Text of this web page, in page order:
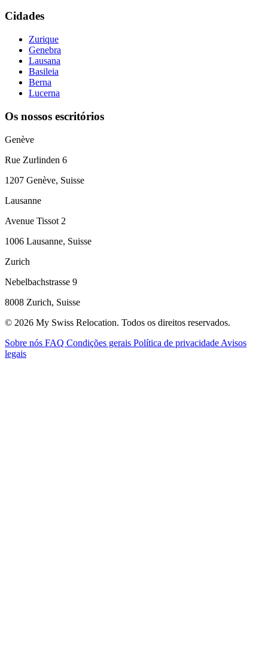
Cidades
Zurique
Genebra
Lausana
Basileia
Berna
Lucerna
Os nossos escritórios
Genève
Rue Zurlinden 6
1207 Genève, Suisse
Lausanne
Avenue Tissot 2
1006 Lausanne, Suisse
Zurich
Nebelbachstrasse 9
8008 Zurich, Suisse
© 2026 My Swiss Relocation. Todos os direitos reservados.
Sobre nós FAQ Condições gerais Política de privacidade Avisos
legais